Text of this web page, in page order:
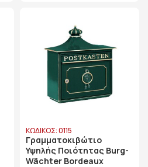
ΚΩΔΙΚΟΣ: 0115
Γραμματοκιβώτιο
Υψηλής Ποιότητας Burg-
Wächter Bordeaux